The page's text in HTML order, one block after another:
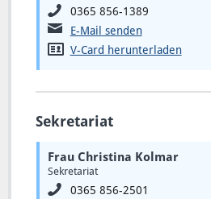
0365 856-1389
E-Mail senden
V-Card herunterladen
Sekretariat
Frau Christina Kolmar
Sekretariat
0365 856-2501